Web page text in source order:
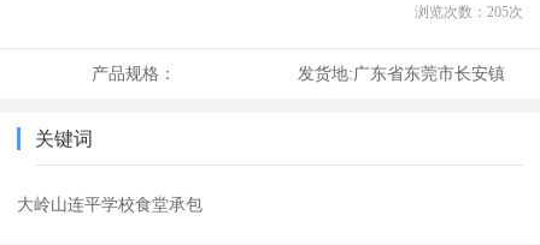
浏览次数： 205次
产品规格： 发货地:广东省东莞市长安镇
关键词
大岭山连平学校食堂承包